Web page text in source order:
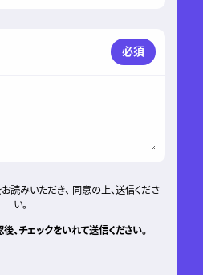
必須
読みいただき、 同意の上、送信くださ
い。
、チェックをいれて送信ください。